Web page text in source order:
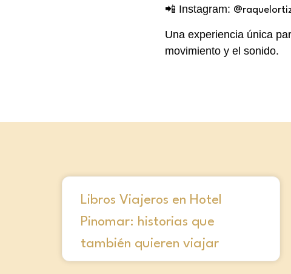
📲 Instagram:
Una experiencia única
movimiento y el sonido.
Libros Viajeros en Hotel
Pinomar: historias que
también quieren viajar